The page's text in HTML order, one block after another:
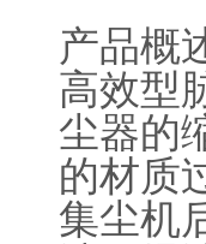
产品概
高效型
尘器的
的材质
集尘机